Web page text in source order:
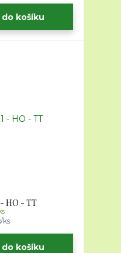
košíku
HO - TT
/ks
košíku